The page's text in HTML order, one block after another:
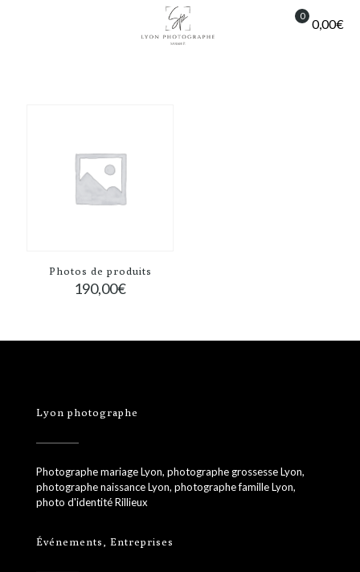
0
0,00€
Photos de produits
190,00€
Lyon photographe
Photographe mariage Lyon, photographe grossesse Lyon,
photographe naissance Lyon, photographe famille Lyon,
photo d'identité Rillieux
Événements, Entreprises